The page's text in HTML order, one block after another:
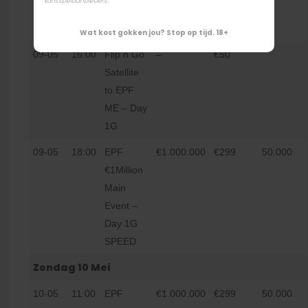
Event
09-05 16:00
Flip n Go
Satellite
to EPF
ME – Day
1G
– €50
09-05 18:00
EPF
€1Million
Main
Event –
Day 1G
SPEED
€1.000.000 €299 50.000
Zondag 10 Mei
10-05 11:00
EPF
€1.000.000 €299 50.000
Wat kost gokken jou? Stop op tijd. 18+